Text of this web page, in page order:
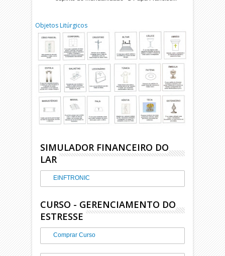
Objetos Litúrgicos
SIMULADOR FINANCEIRO DO
LAR
EINFTRONIC
CURSO - GERENCIAMENTO DO
ESTRESSE
Comprar Curso